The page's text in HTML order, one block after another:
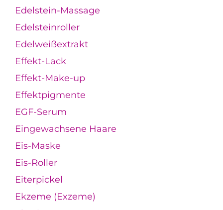
Edelstein-Massage
Edelsteinroller
Edelweißextrakt
Effekt-Lack
Effekt-Make-up
Effektpigmente
EGF-Serum
Eingewachsene Haare
Eis-Maske
Eis-Roller
Eiterpickel
Ekzeme (Exzeme)